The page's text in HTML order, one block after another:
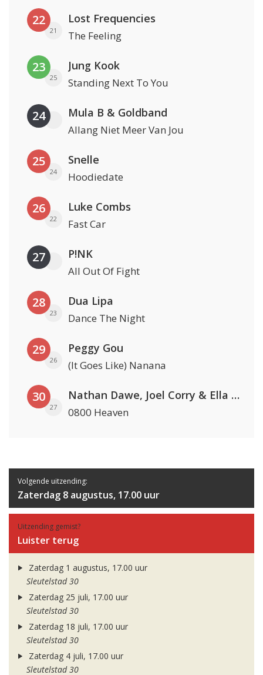
22
21
Lost Frequencies
The Feeling
23
25
Jung Kook
Standing Next To You
24 Mula B & Goldband
Allang Niet Meer Van Jou
25
24
Snelle
Hoodiedate
26
22
Luke Combs
Fast Car
27 P!NK
All Out Of Fight
28
23
Dua Lipa
Dance The Night
29
26
Peggy Gou
(It Goes Like) Nanana
30
27
Nathan Dawe, Joel Corry & Ella Henderson
0800 Heaven
Volgende uitzending:
Zaterdag 8 augustus, 17.00 uur
Uitzending gemist?
Luister terug
Zaterdag 1 augustus, 17.00 uur
Sleutelstad 30
Zaterdag 25 juli, 17.00 uur
Sleutelstad 30
Zaterdag 18 juli, 17.00 uur
Sleutelstad 30
Zaterdag 4 juli, 17.00 uur
Sleutelstad 30